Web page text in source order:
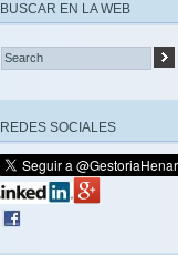
BUSCAR EN LA WEB
REDES SOCIALES